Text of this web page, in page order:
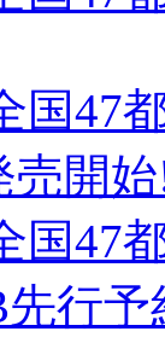
国47
売開
国47
行